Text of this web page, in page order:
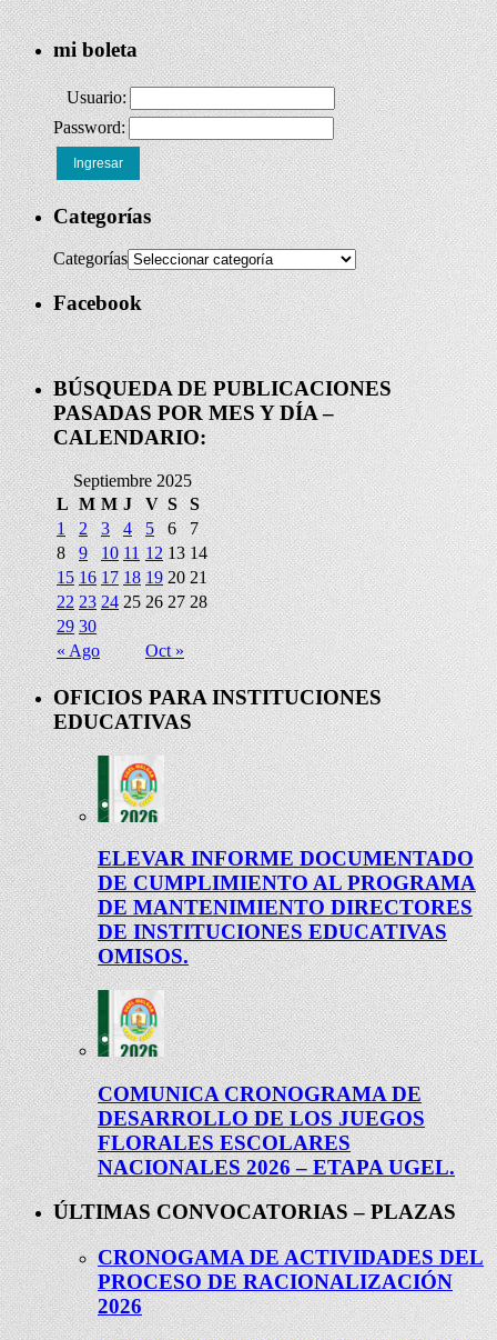
mi boleta
Usuario:
Password:
Ingresar
Categorías
Categorías
Facebook
BÚSQUEDA DE PUBLICACIONES
PASADAS POR MES Y DÍA –
CALENDARIO:
Septiembre 2025
L M M J V S S
« Ago Oct »
1 2 3 4 5 6
7
8
9 10 11 12 13 14
15 16 17 18 19 20 21
22 23 24 25 26 27 28
29 30
OFICIOS PARA INSTITUCIONES
EDUCATIVAS
ELEVAR INFORME DOCUMENTADO
DE CUMPLIMIENTO AL PROGRAMA
DE MANTENIMIENTO DIRECTORES
DE INSTITUCIONES EDUCATIVAS
OMISOS.
COMUNICA CRONOGRAMA DE
DESARROLLO DE LOS JUEGOS
FLORALES ESCOLARES
NACIONALES 2026 – ETAPA UGEL.
ÚLTIMAS CONVOCATORIAS – PLAZAS
CRONOGAMA DE ACTIVIDADES DEL
PROCESO DE RACIONALIZACIÓN
2026